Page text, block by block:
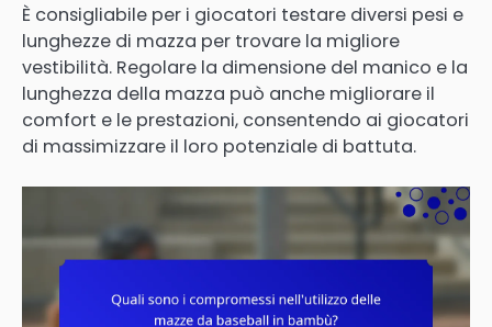
È consigliabile per i giocatori testare diversi pesi e
lunghezze di mazza per trovare la migliore
vestibilità. Regolare la dimensione del manico e la
lunghezza della mazza può anche migliorare il
comfort e le prestazioni, consentendo ai giocatori
di massimizzare il loro potenziale di battuta.